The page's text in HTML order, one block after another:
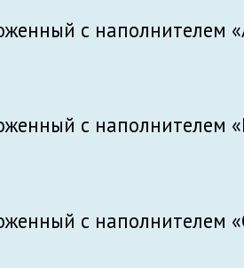
с наполнителем
с наполнителем
с наполнителем